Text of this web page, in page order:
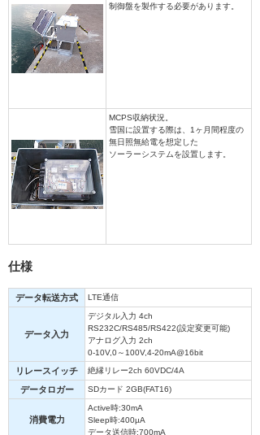
制御盤を製作する必要があります。
MCPS収納状況。
雪国に設置する際は、1ヶ月間程度の
無日照無給電を想定した
ソーラーシステムを設置します。
仕様
データ転送方式 LTE通信
データ入力
デジタル入力 4ch
RS232C/RS485/RS422(設定変更可能)
アナログ入力 2ch
0-10V,0～100V,4-20mA@16bit
リレースイッチ 絶縁リレー2ch 60VDC/4A
データロガー SDカード 2GB(FAT16)
消費電力
Active時:30mA
Sleep時:400µA
データ送信時:700mA